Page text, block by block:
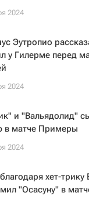
2024
Эутропио
у Гилерме перед
2024
и "Вальядолид"
в матче Примеры
2024
хет-трику
"Осасуну" в